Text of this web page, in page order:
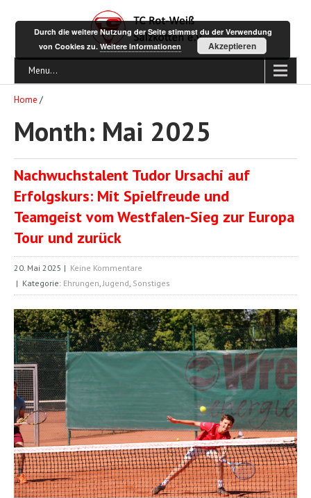
Menu...
Home /
Month: Mai 2025
Nachwuchstalent Tudor Ursachi auf
Erfolgskurs: Mit Spielfreude und
Teamgeist vom Westfalen-Sieg zur Europa
Tour und zurück
20. Mai 2025 | Keine Kommentare
| Kategorie: Ehrungen,Jugend, Sonstiges
Durch die weitere Nutzung der Seite stimmst du der Verwendung
von Cookies zu.Weitere Informationen Akzeptieren